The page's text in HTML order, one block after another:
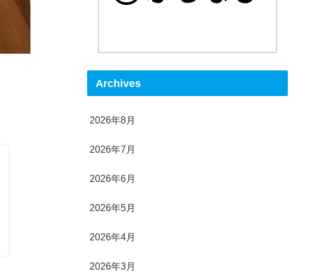
Archives
2026年8月
2026年7月
2026年6月
2026年5月
2026年4月
2026年3月